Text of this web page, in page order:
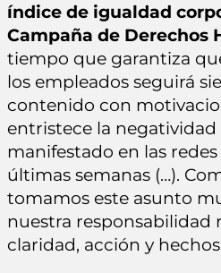
índice de igualdad
Campaña de Derechos
tiempo que garantiza
los empleados seguirá
contenido con
entristece la negatividad
manifestado en las
últimas semanas (…).
tomamos este asunto
nuestra responsabilidad
claridad, acción y